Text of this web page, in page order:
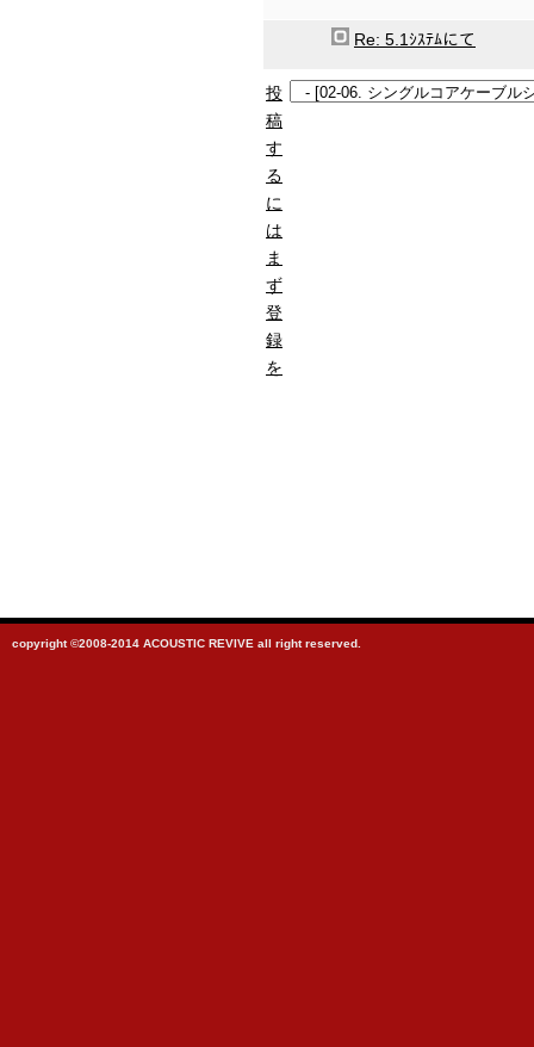
Re: 5.1ｼｽﾃﾑにて
投
稿
す
る
に
は
ま
ず
登
録
を
copyright ©2008-2014 ACOUSTIC REVIVE all right reserved.